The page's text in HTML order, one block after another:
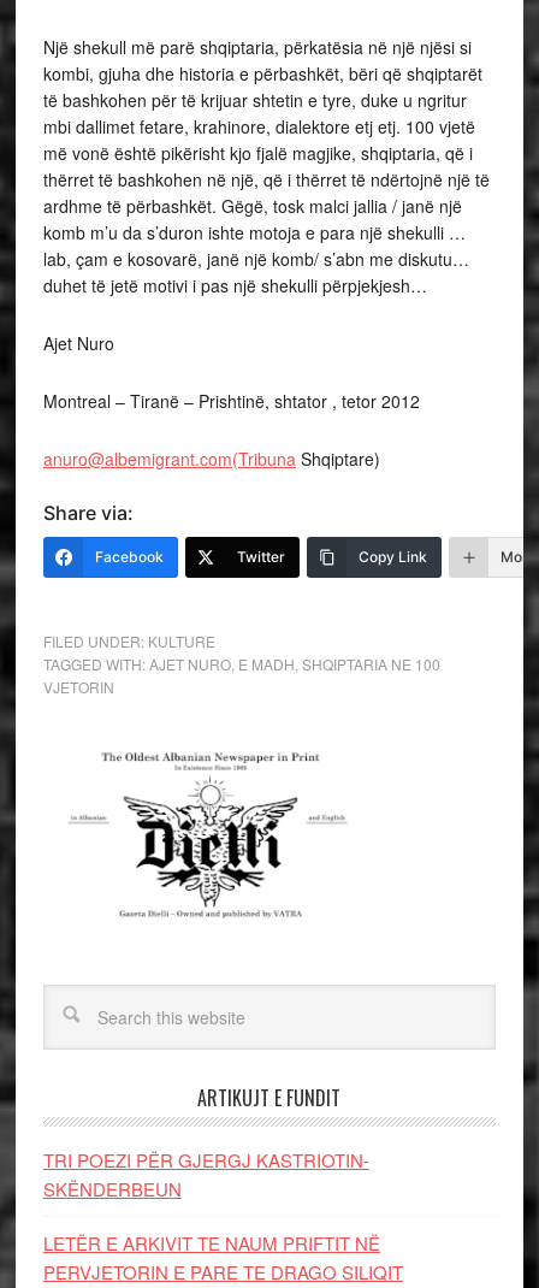
Një shekull më parë shqiptaria, përkatësia në një njësi si
kombi, gjuha dhe historia e përbashkët, bëri që shqiptarët
të bashkohen për të krijuar shtetin e tyre, duke u ngritur
mbi dallimet fetare, krahinore, dialektore etj etj. 100 vjetë
më vonë është pikërisht kjo fjalë magjike, shqiptaria, që i
thërret të bashkohen në një, që i thërret të ndërtojnë një të
ardhme të përbashkët. Gëgë, tosk malci jallia / janë një
komb m’u da s’duron ishte motoja e para një shekulli …
lab, çam e kosovarë, janë një komb/ s’abn me diskutu…
duhet të jetë motivi i pas një shekulli përpjekjesh…
Ajet Nuro
Montreal – Tiranë – Prishtinë, shtator , tetor 2012
anuro@albemigrant.com(TribunaShqiptare)
Share via:
Facebook Twitter Copy Link More
FILED UNDER: KULTURE
TAGGED WITH:AJET NURO, E MADH SHQIPTARIA NE 100
VJETORIN
ARTIKUJT E FUNDIT
TRI POEZI PËR GJERGJ KASTRIOTIN-
SKËNDERBEUN
LETËR E ARKIVIT TE NAUM PRIFTIT NË
PERVJETORIN E PARE TE DRAGO SILIQIT